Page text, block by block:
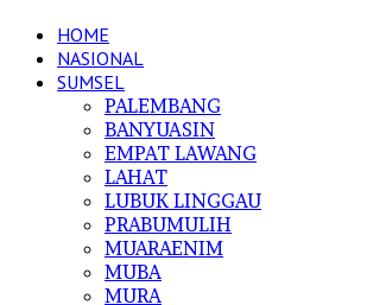
HOME
NASIONAL
SUMSEL
PALEMBANG
BANYUASIN
EMPAT LAWANG
LAHAT
LUBUK LINGGAU
PRABUMULIH
MUARAENIM
MUBA
MURA